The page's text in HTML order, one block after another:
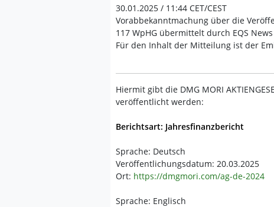
30.01.2025 / 11:44 CET/CEST
Vorabbekanntmachung über die
117 WpHG übermittelt durch EQS
Für den Inhalt der Mitteilung ist der
Hiermit gibt die DMG MORI
veröffentlicht werden:
Berichtsart: Jahresfinanzbericht
Sprache: Deutsch
Veröffentlichungsdatum: 20.03.2025
Ort: https://dmgmori.com/ag-de-2024
Sprache: Englisch